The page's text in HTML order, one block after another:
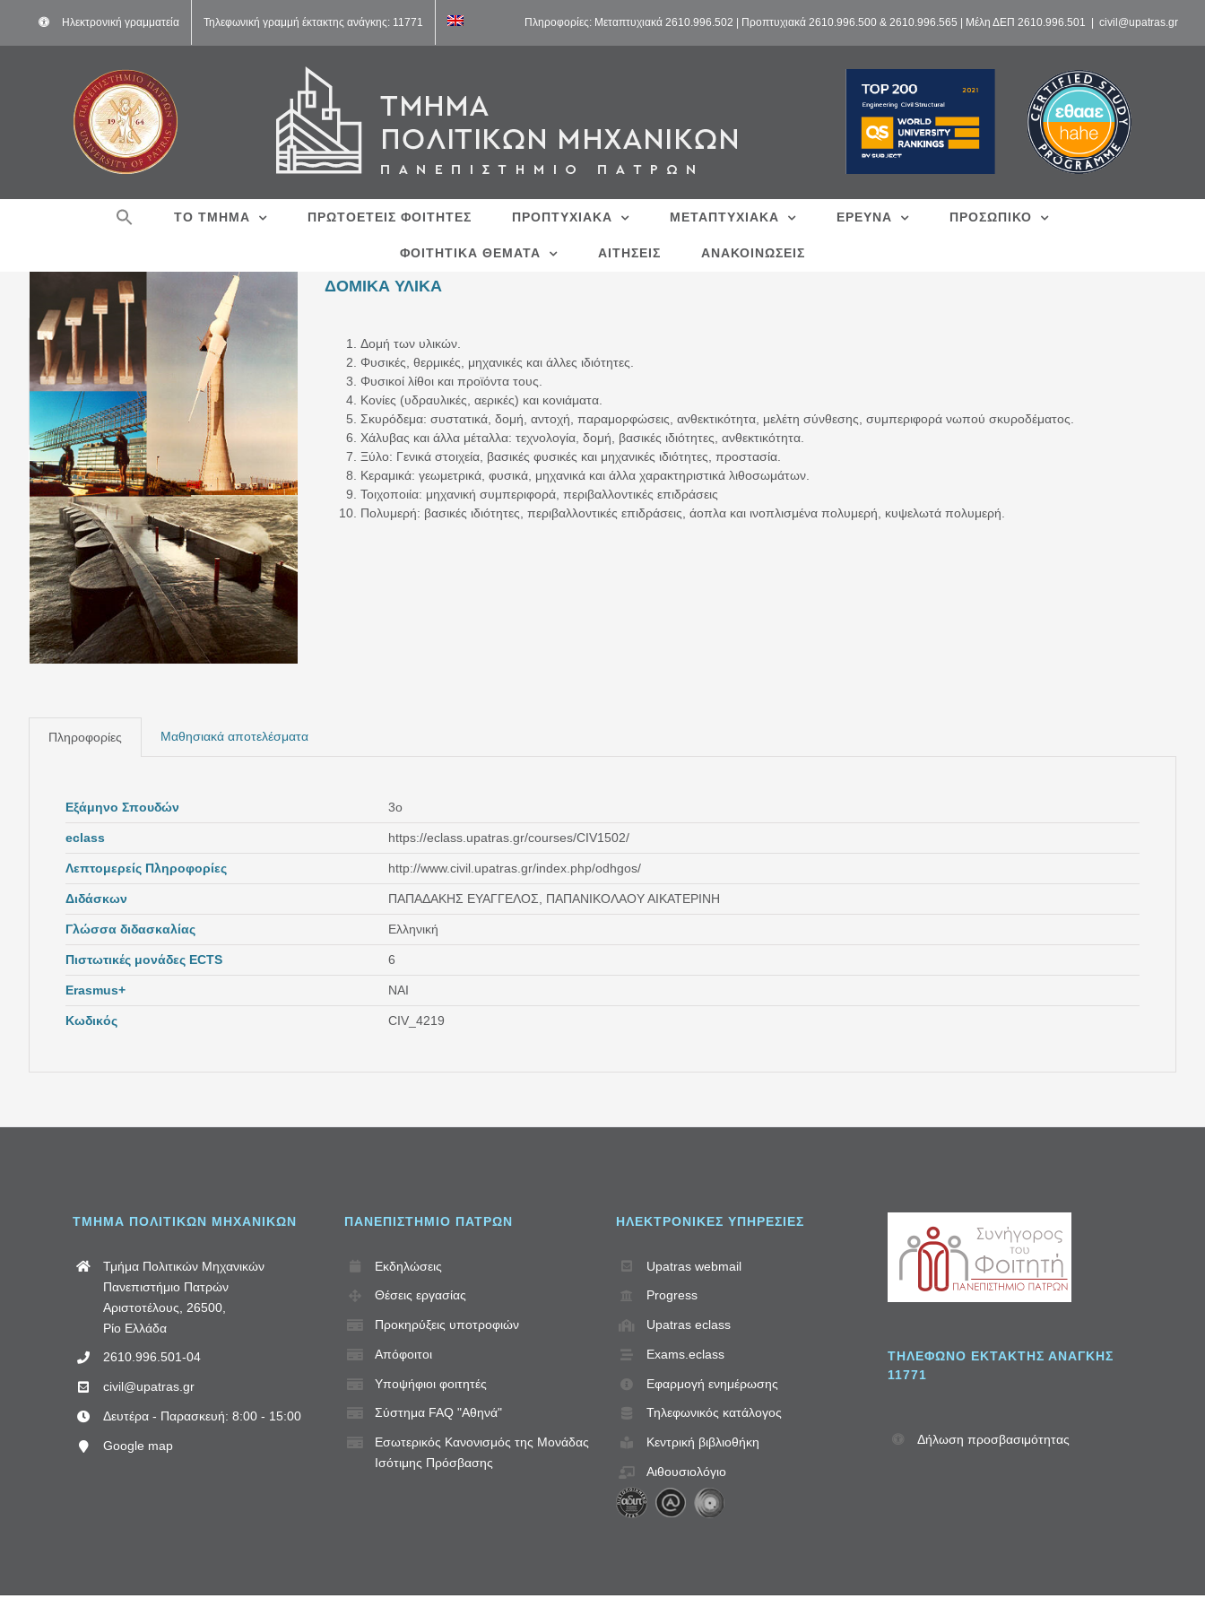
περιεχόμενο
Ηλεκτρονική γραμματεία Τηλεφωνική γραμμή έκτακτης ανάγκης: 11771 Πληροφορίες: Μεταπτυχιακά 2610.996.502 | Προπτυχιακά 2610.996.500 & 2610.996.565 | Μέλη ΔΕΠ 2610.996.501 civil@upatras.gr
ΤΟ ΤΜΗΜΑ ΠΡΩΤΟΕΤΕΙΣ ΦΟΙΤΗΤΕΣ ΠΡΟΠΤΥΧΙΑΚΑ ΜΕΤΑΠΤΥΧΙΑΚΑ ΕΡΕΥΝΑ ΠΡΟΣΩΠΙΚΟ
ΦΟΙΤΗΤΙΚΑ ΘΕΜΑΤΑ ΑΙΤΗΣΕΙΣ ΑΝΑΚΟΙΝΩΣΕΙΣ
ΔΟΜΙΚΑ ΥΛΙΚΑ
Δομή των υλικών.
Φυσικές, θερμικές, μηχανικές και άλλες ιδιότητες.
Φυσικοί λίθοι και προϊόντα τους.
Κονίες (υδραυλικές, αερικές) και κονιάματα.
Σκυρόδεμα: συστατικά, δομή, αντοχή, παραμορφώσεις, ανθεκτικότητα, μελέτη σύνθεσης, συμπεριφορά νωπού σκυροδέματος.
Χάλυβας και άλλα μέταλλα: τεχνολογία, δομή, βασικές ιδιότητες, ανθεκτικότητα.
Ξύλο: Γενικά στοιχεία, βασικές φυσικές και μηχανικές ιδιότητες, προστασία.
Κεραμικά: γεωμετρικά, φυσικά, μηχανικά και άλλα χαρακτηριστικά λιθοσωμάτων.
Τοιχοποιία: μηχανική συμπεριφορά, περιβαλλοντικές επιδράσεις
Πολυμερή: βασικές ιδιότητες, περιβαλλοντικές επιδράσεις, άοπλα και ινοπλισμένα πολυμερή, κυψελωτά πολυμερή.
Πληροφορίες Μαθησιακά αποτελέσματα
Εξάμηνο Σπουδών 3o
eclass https://eclass.upatras.gr/courses/CIV1502/
Λεπτομερείς Πληροφορίες http://www.civil.upatras.gr/index.php/odhgos/
Διδάσκων ΠΑΠΑΔΑΚΗΣ ΕΥΑΓΓΕΛΟΣ, ΠΑΠΑΝΙΚΟΛΑΟΥ ΑΙΚΑΤΕΡΙΝΗ
Γλώσσα διδασκαλίας Ελληνική
Πιστωτικές μονάδες ECTS 6
Erasmus+ ΝΑΙ
Κωδικός CIV_4219
ΤΜΗΜΑ ΠΟΛΙΤΙΚΩΝ ΜΗΧΑΝΙΚΩΝ
Τμήμα Πολιτικών Μηχανικών
Πανεπιστήμιο Πατρών
Αριστοτέλους, 26500,
Ρίο Ελλάδα
2610.996.501-04
civil@upatras.gr
Δευτέρα - Παρασκευή: 8:00 - 15:00
Google map
ΠΑΝΕΠΙΣΤΗΜΙΟ ΠΑΤΡΩΝ
Εκδηλώσεις
Θέσεις εργασίας
Προκηρύξεις υποτροφιών
Απόφοιτοι
Υποψήφιοι φοιτητές
Σύστημα FAQ "Αθηνά"
Εσωτερικός Κανονισμός της Μονάδας
Ισότιμης Πρόσβασης
ΗΛΕΚΤΡΟΝΙΚΈΣ ΥΠΗΡΕΣΊΕΣ
Upatras webmail
Progress
Upatras eclass
Exams.eclass
Εφαρμογή ενημέρωσης
Τηλεφωνικός κατάλογος
Κεντρική βιβλιοθήκη
Αιθουσιολόγιο
ΤΗΛΈΦΩΝΟ ΈΚΤΑΚΤΗΣ ΑΝΆΓΚΗΣ
11771
Δήλωση προσβασιμότητας